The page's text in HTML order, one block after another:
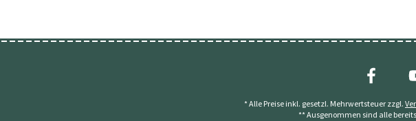
* Alle Preise inkl. gesetzl. Mehrwertsteuer zzgl.
** Ausgenommen sind alle